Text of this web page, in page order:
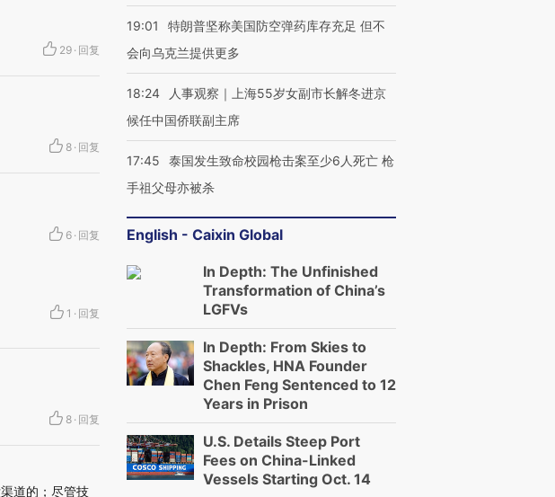
29 · 回复
8 · 回复
6 · 回复
1 · 回复
8 · 回复
道的；尽管技
19:01
特朗普坚称美国防空弹药库存充足 但不
会向乌克兰提供更多
18:24
人事观察｜上海55岁女副市长解冬进京
候任中国侨联副主席
17:45
泰国发生致命校园枪击案至少6人死亡 枪
手祖父母亦被杀
English - Caixin Global
In Depth: The Unfinished
Transformation of China’s
LGFVs
In Depth: From Skies to
Shackles, HNA Founder
Chen Feng Sentenced to 12
Years in Prison
U.S. Details Steep Port
Fees on China-Linked
Vessels Starting Oct. 14